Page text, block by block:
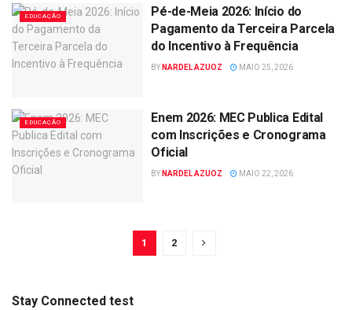
EDUCAÇÃO
Pé-de-Meia 2026: Início do
Pagamento da Terceira Parcela
do Incentivo à Frequência
BY NARDEL AZUOZ MAIO 25, 2026
EDUCAÇÃO
Enem 2026: MEC Publica Edital
com Inscrições e Cronograma
Oficial
BY NARDEL AZUOZ MAIO 22, 2026
1 2
Stay Connected test